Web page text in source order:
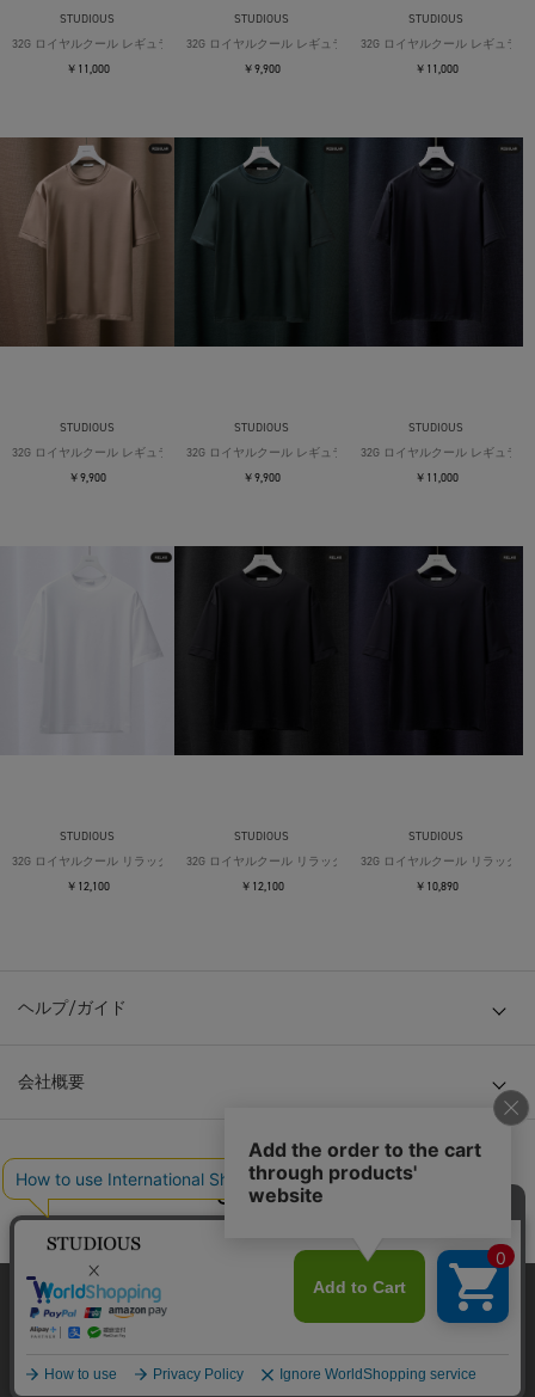
STUDIOUS
32G ロイヤルクール レギュラーTシャツ
￥11,000
STUDIOUS
32G ロイヤルクール レギュラーTシャツ
￥9,900
STUDIOUS
32G ロイヤルクール レギュラー
￥11,000
STUDIOUS
32G ロイヤルクール レギュラーTシャツ
￥9,900
STUDIOUS
32G ロイヤルクール レギュラーTシャツ
￥9,900
STUDIOUS
32G ロイヤルクール レギュラー
￥11,000
STUDIOUS
32G ロイヤルクール リラックスTシャツ
￥12,100
STUDIOUS
32G ロイヤルクール リラックスTシャツ
￥12,100
STUDIOUS
32G ロイヤルクール リラックス
￥10,890
ヘルプ/ガイド
会社概要
© TOKYO BASE CO., LTD
当サイトはクッキー(cookie)を使用します。クッキーはサイト内
の一部の機能および、サイトの使用状況の分析からマーケティ
ング活動に利用することを目的としています。
プライバシーポリシーはこちら